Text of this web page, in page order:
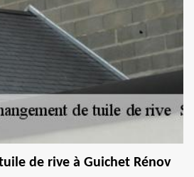
de rive à Guichet Rénov